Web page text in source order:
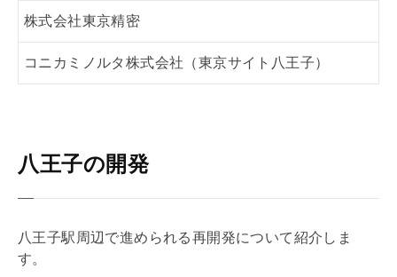
株式会社東京精密
コニカミノルタ株式会社（東京サイト八王子）
八王子の開発
八王子駅周辺で進められる再開発について紹介しま
す。